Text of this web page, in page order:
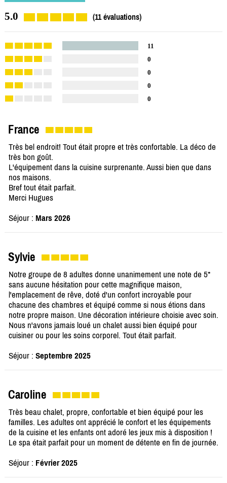
5.0 (11 évaluations)
11
0
0
0
0
France
Très bel endroit! Tout était propre et très confortable. La déco de
très bon goût.
L'équipement dans la cuisine surprenante. Aussi bien que dans
nos maisons.
Bref tout était parfait.
Merci Hugues
Séjour : Mars 2026
Sylvie
Notre groupe de 8 adultes donne unanimement une note de 5*
sans aucune hésitation pour cette magnifique maison,
l'emplacement de rêve, doté d'un confort incroyable pour
chacune des chambres et équipé comme si nous étions dans
notre propre maison. Une décoration intérieure choisie avec soin.
Nous n'avons jamais loué un chalet aussi bien équipé pour
cuisiner ou pour les soins corporel. Tout était parfait.
Séjour : Septembre 2025
Caroline
Très beau chalet, propre, confortable et bien équipé pour les
familles. Les adultes ont apprécié le confort et les équipements
de la cuisine et les enfants ont adoré les jeux mis à disposition !
Le spa était parfait pour un moment de détente en fin de journée.
Séjour : Février 2025